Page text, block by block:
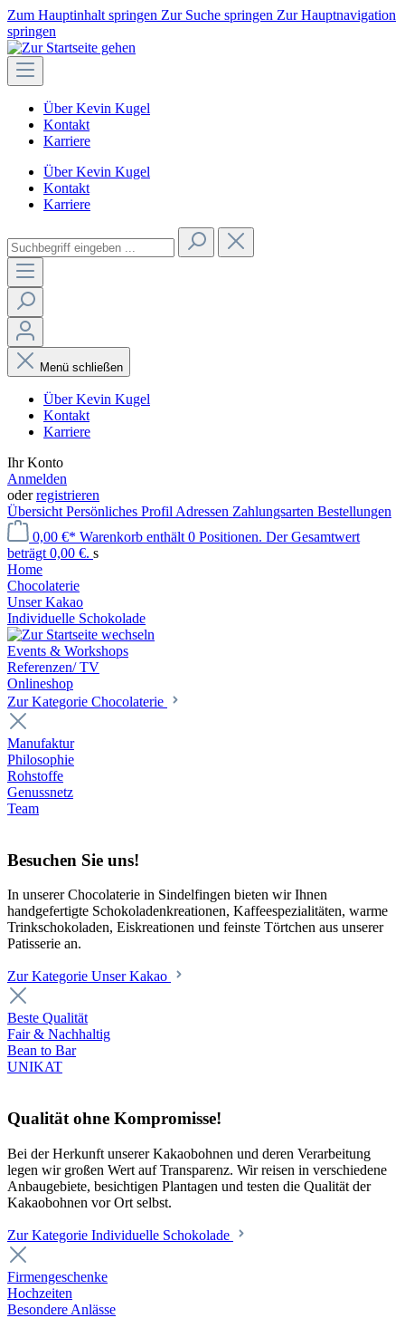
Zum Hauptinhalt springen Zur Suche springen Zur Hauptnavigation
springen
Über Kevin Kugel
Kontakt
Karriere
Über Kevin Kugel
Kontakt
Karriere
Menü schließen
Über Kevin Kugel
Kontakt
Karriere
Ihr Konto
Anmelden
oderregistrieren
Übersicht Persönliches Profil Adressen Zahlungsarten Bestellungen
0,00 €* Warenkorb enthält 0 Positionen. Der Gesamtwert
beträgt 0,00 €. s
Home
Chocolaterie
Unser Kakao
Individuelle Schokolade
Events & Workshops
Referenzen/ TV
Onlineshop
Zur Kategorie Chocolaterie
Manufaktur
Philosophie
Rohstoffe
Genussnetz
Team
Besuchen Sie uns!
In unserer Chocolaterie in Sindelfingen bieten wir Ihnen
handgefertigte Schokoladenkreationen, Kaffeespezialitäten, warme
Trinkschokoladen, Eiskreationen und feinste Törtchen aus unserer
Patisserie an.
Zur Kategorie Unser Kakao
Beste Qualität
Fair & Nachhaltig
Bean to Bar
UNIKAT
Qualität ohne Kompromisse!
Bei der Herkunft unserer Kakaobohnen und deren Verarbeitung
legen wir großen Wert auf Transparenz. Wir reisen in verschiedene
Anbaugebiete, besichtigen Plantagen und testen die Qualität der
Kakaobohnen vor Ort selbst.
Zur Kategorie Individuelle Schokolade
Firmengeschenke
Hochzeiten
Besondere Anlässe